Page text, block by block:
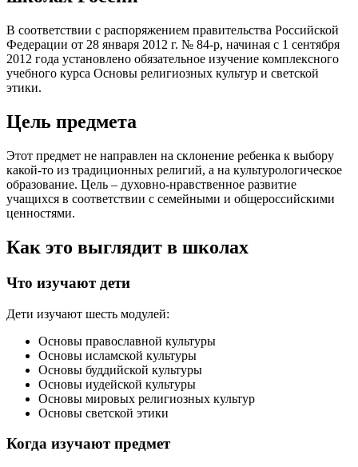
В соответствии с распоряжением правительства Российской
Федерации от 28 января 2012 г. № 84-р, начиная с 1 сентября
2012 года установлено обязательное изучение комплексного
учебного курса Основы религиозных культур и светской
этики.
Цель предмета
Этот предмет не направлен на склонение ребенка к выбору
какой-то из традиционных религий, а на культурологическое
образование. Цель – духовно-нравственное развитие
учащихся в соответствии с семейными и общероссийскими
ценностями.
Как это выглядит в школах
Что изучают дети
Дети изучают шесть модулей:
Основы православной культуры
Основы исламской культуры
Основы буддийской культуры
Основы иудейской культуры
Основы мировых религиозных культур
Основы светской этики
Когда изучают предмет